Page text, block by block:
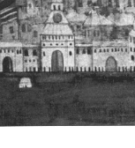
Главная